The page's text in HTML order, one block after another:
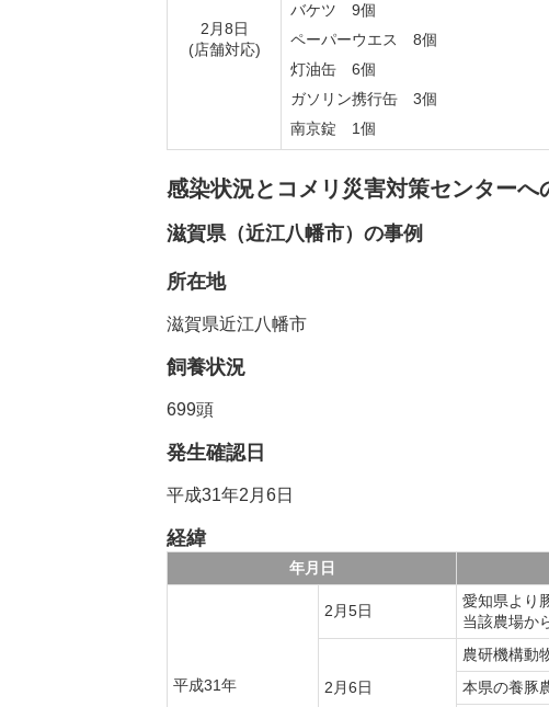
2月8日
(店舗対応)
バケツ 9個
ペーパーウエス 8個
灯油缶 6個
ガソリン携行缶 3個
南京錠 1個
感染状況とコメリ災害対策センターへ
滋賀県（近江八幡市）の事例
所在地
滋賀県近江八幡市
飼養状況
699頭
発生確認日
平成31年2月6日
経緯
年月日
平成31年
2月5日
愛知県より
当該農場か
2月6日
農研機構動
本県の養豚